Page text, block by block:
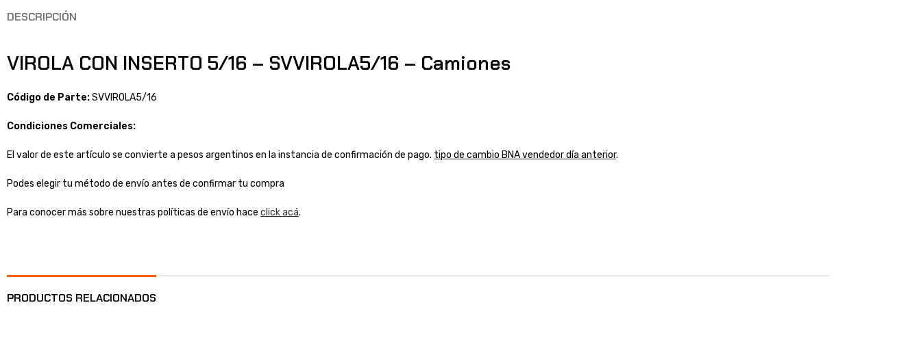
DESCRIPCIÓN
VIROLA CON INSERTO 5/16 – SVVIROLA5/16 – Camiones
Código de Parte:SVVIROLA5/16
Condiciones Comerciales:
El valor de este artículo se convierte a pesos argentinos en la instancia de confirmación de pago. tipo de cambio BNA vendedor día anterior.
Podes elegir tu método de envío antes de confirmar tu compra
Para conocer más sobre nuestras políticas de envío hace click acá.
PRODUCTOS RELACIONADOS